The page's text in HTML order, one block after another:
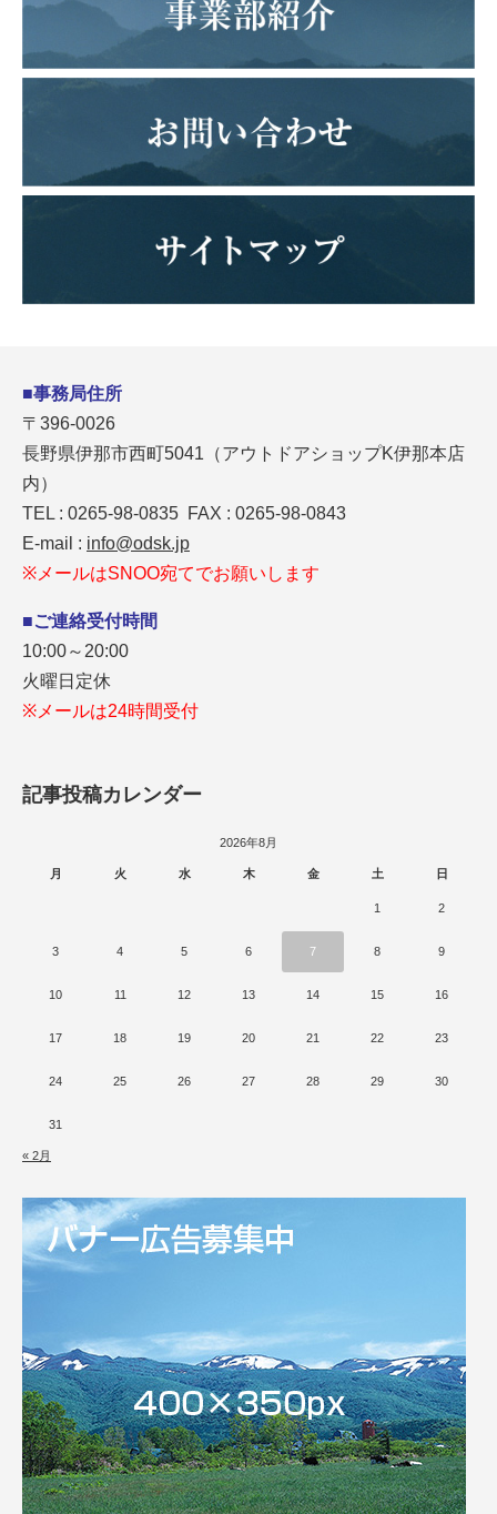
■事務局住所
〒396-0026
長野県伊那市西町5041（アウトドアショップK伊那本店
内）
TEL : 0265-98-0835 FAX : 0265-98-0843
E-mail : info@odsk.jp
※メールはSNOO宛てでお願いします
■ご連絡受付時間
10:00～20:00
火曜日定休
※メールは24時間受付
記事投稿カレンダー
2026年8月
月 火 水 木 金 土 日
1 2
3 4 5 6 7 8 9
10 11 12 13 14 15 16
17 18 19 20 21 22 23
24 25 26 27 28 29 30
31
« 2月